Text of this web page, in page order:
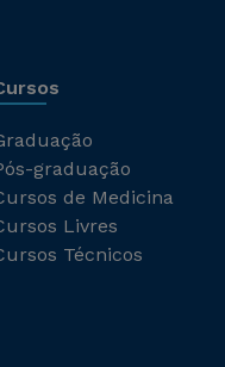
graduação
de Medicina
Livres
Técnicos